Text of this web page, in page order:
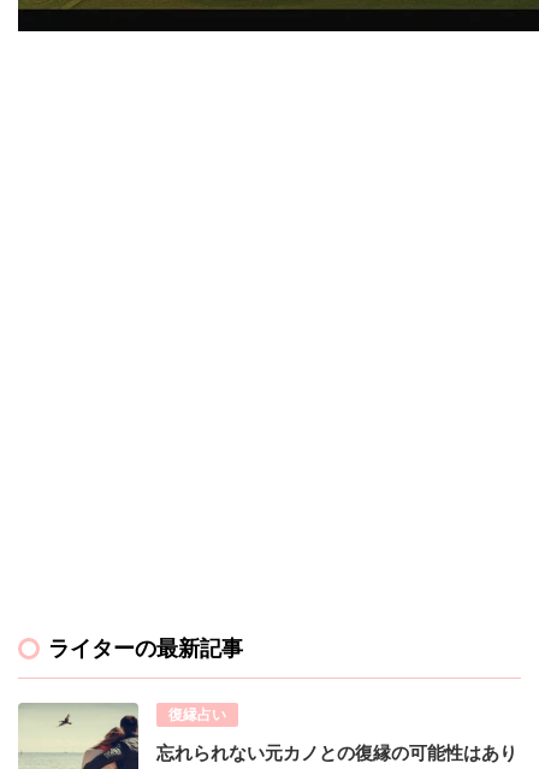
ライターの最新記事
復縁占い
忘れられない元カノとの復縁の可能性はあり